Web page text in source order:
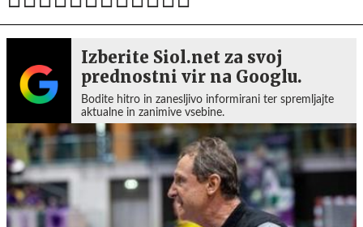
Izberite Siol.net za svoj
prednostni vir na Googlu.
Bodite hitro in zanesljivo informirani ter spremljajte
aktualne in zanimive vsebine.